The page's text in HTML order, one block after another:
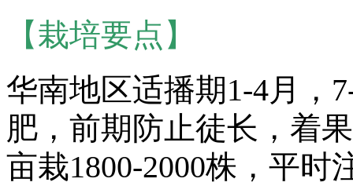
【栽培要点】
华南地区适播期1-4月，
肥，前期防止徒长，着
亩栽1800-2000株，平